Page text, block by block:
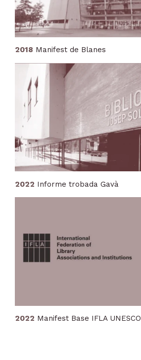
2018 Manifest de Blanes
2022 Informe trobada Gavà
2022 Manifest Base IFLA UNESCO